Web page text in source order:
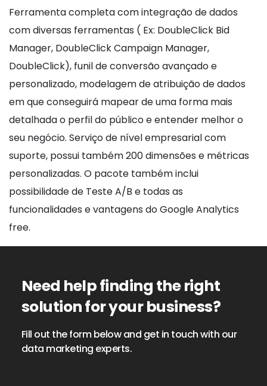
Ferramenta completa com integração de dados
com diversas ferramentas ( Ex: DoubleClick Bid
Manager, DoubleClick Campaign Manager,
DoubleClick), funil de conversão avançado e
personalizado, modelagem de atribuição de dados
em que conseguirá mapear de uma forma mais
detalhada o perfil do público e entender melhor o
seu negócio. Serviço de nível empresarial com
suporte, possui também 200 dimensões e métricas
personalizadas. O pacote também inclui
possibilidade de Teste A/B e todas as
funcionalidades e vantagens do Google Analytics
free.
Need help finding the right
solution for your business?
Fill out the form below and get in touch with our
data marketing experts.